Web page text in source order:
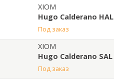
XIOM
Hugo Calderano HAL
под заказ
XIOM
Hugo Calderano SAL
под заказ